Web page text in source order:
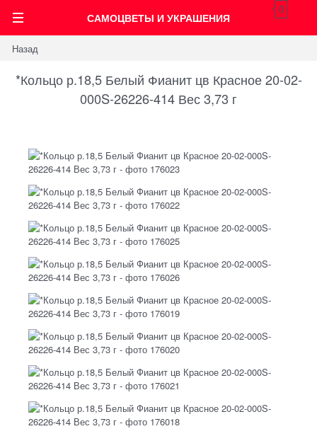
САМОЦВЕТЫ И УКРАШЕНИЯ
0
Назад
*Кольцо р.18,5 Белый Фианит цв Красное 20-02-
000S-26226-414 Вес 3,73 г